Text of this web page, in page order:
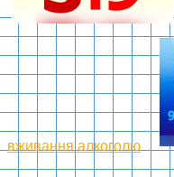
вживання алкоголю